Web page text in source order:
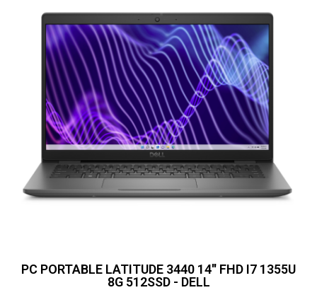
PC PORTABLE LATITUDE 3440 14'' FHD I7 1355U
8G 512SSD - DELL